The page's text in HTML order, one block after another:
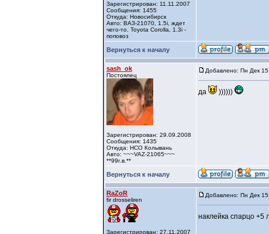
Зарегистрирован: 11.11.2007
Сообщения: 1455
Откуда: Новосибирск
Авто: ВАЗ-21070, 1.5i, ждет
чего-то. Toyota Corolla, 1.3i -
поповоз
Вернуться к началу
sash_ok
Постоялец
Зарегистрирован: 29.09.2008
Сообщения: 1435
Откуда: НСО Колывань
Авто: ~~~VAZ-21065~~~
**99г.в.**
Добавлено: Пн Дек
да ))))))
Вернуться к началу
RaZoR
fir drosseliren
Зарегистрирован: 27.11.2007
Добавлено: Пн Дек
наклейка спарцо +5